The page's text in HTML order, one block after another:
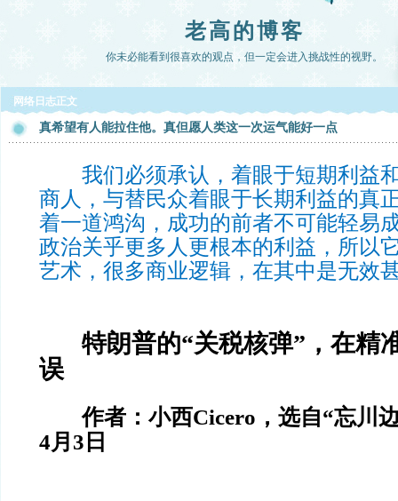
老高的博客
你未必能看到很喜欢的观点，但一定会进入挑战性的视野。
网络日志正文
真希望有人能拉住他。真但愿人类这一次运气能好一点
我们必须承认，着眼于短期利益
商人，与替民众着眼于长期利益的真
着一道鸿沟，成功的前者不可能轻易
政治关乎更多人更根本的利益，所以
艺术，很多商业逻辑，在其中是无效
特朗普的“关税核弹”，在精
误
作者：小西Cicero，选自“忘川
4月3日